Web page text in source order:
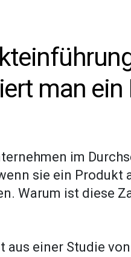
man ein
im
sie ein Produkt
Warum ist diese
aus einer Studie